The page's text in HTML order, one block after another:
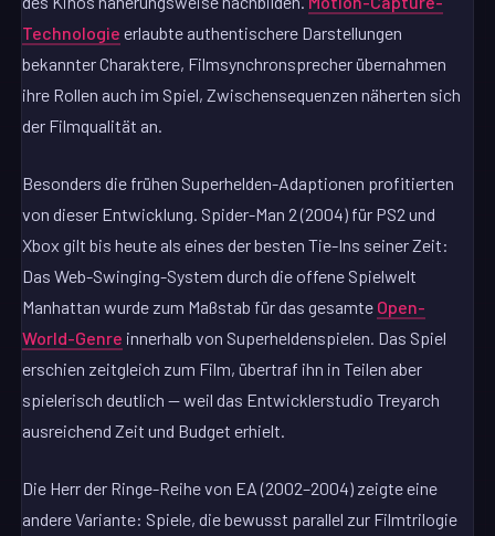
Technologie erlaubte authentischere Darstellungen
bekannter Charaktere, Filmsynchronsprecher übernahmen
ihre Rollen auch im Spiel, Zwischensequenzen näherten sich
der Filmqualität an.
Besonders die frühen Superhelden-Adaptionen profitierten
von dieser Entwicklung. Spider-Man 2 (2004) für PS2 und
Xbox gilt bis heute als eines der besten Tie-Ins seiner Zeit:
Das Web-Swinging-System durch die offene Spielwelt
Manhattan wurde zum Maßstab für das gesamte Open-
World-Genre innerhalb von Superheldenspielen. Das Spiel
erschien zeitgleich zum Film, übertraf ihn in Teilen aber
spielerisch deutlich — weil das Entwicklerstudio Treyarch
ausreichend Zeit und Budget erhielt.
Die Herr der Ringe-Reihe von EA (2002–2004) zeigte eine
andere Variante: Spiele, die bewusst parallel zur Filmtrilogie